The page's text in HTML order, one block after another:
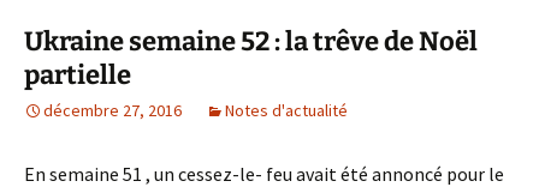
Ukraine semaine 52 : la trêve de Noël
partielle
décembre 27, 2016 Notes d'actualité
En semaine 51 , un cessez-le- feu avait été annoncé pour le